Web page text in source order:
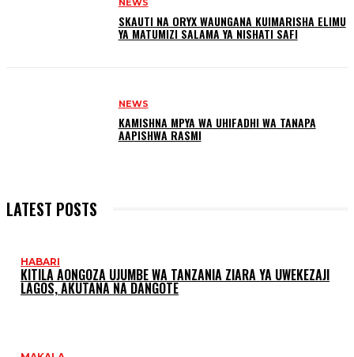
NEWS
SKAUTI NA ORYX WAUNGANA KUIMARISHA ELIMU
YA MATUMIZI SALAMA YA NISHATI SAFI
NEWS
KAMISHNA MPYA WA UHIFADHI WA TANAPA
AAPISHWA RASMI
LATEST POSTS
HABARI
KITILA AONGOZA UJUMBE WA TANZANIA ZIARA YA UWEKEZAJI
LAGOS, AKUTANA NA DANGOTE